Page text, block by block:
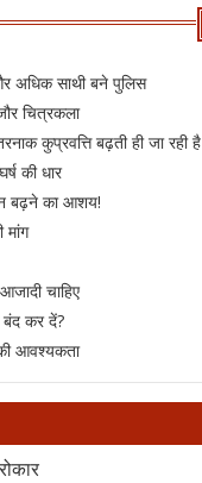
अधिक साथी बने पुलिस
चित्रकला
कुप्रवत्ति बढ़ती ही जा रही है
की धार
बढ़ने का आशय!
मांग
चाहिए
बंद कर दें?
आवश्यकता